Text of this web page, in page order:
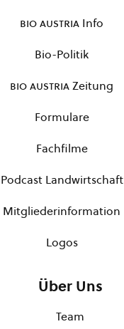
bio austria Info
Bio-Politik
bio austriaZeitung
Formulare
Fachfilme
Podcast Landwirtschaft
Mitgliederinformation
Logos
Über Uns
Team